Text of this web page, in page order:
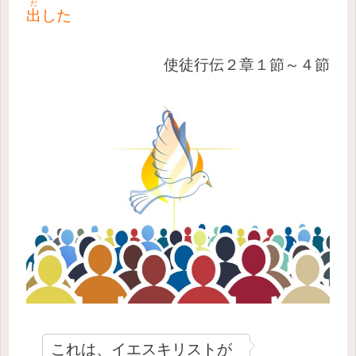
出
だ
した
使徒行伝２章１節～４節
これは、イエスキリストが